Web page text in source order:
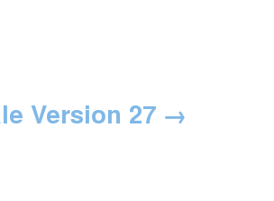
Version 27